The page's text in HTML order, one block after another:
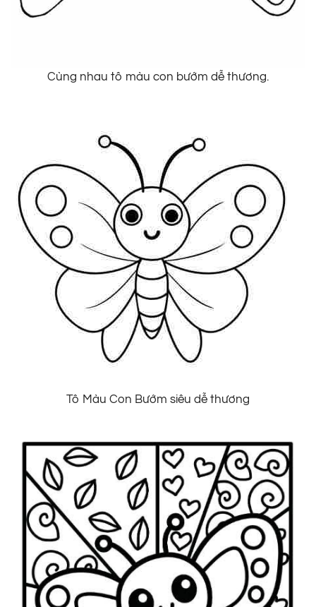
Cùng nhau tô màu con bướm dễ thương.
Tô Màu Con Bướm siêu dễ thương